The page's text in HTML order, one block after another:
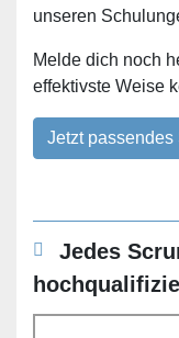
unseren
Melde dich noch
effektivste Weise
Jetzt passendes
Jedes